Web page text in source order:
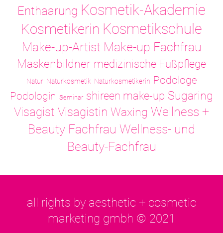
Enthaarung Kosmetik-Akademie
Kosmetikerin Kosmetikschule
Make-up-Artist Make-up Fachfrau
Maskenbildner medizinische Fußpflege
Natur Naturkosmetik Naturkosmetikerin Podologe
Podologin Seminar shireen make-up Sugaring
Visagist Visagistin Waxing Wellness +
Beauty Fachfrau Wellness- und
Beauty-Fachfrau
all rights by aesthetic + cosmetic
marketing gmbh © 2021